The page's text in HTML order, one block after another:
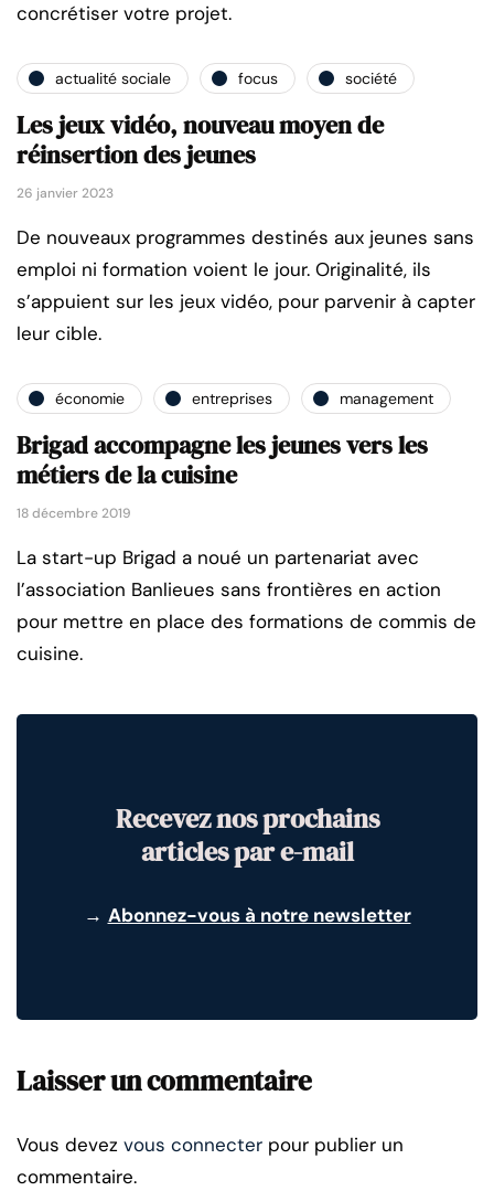
concrétiser votre projet.
actualité sociale focus société
Les jeux vidéo, nouveau moyen de
réinsertion des jeunes
26 janvier 2023
De nouveaux programmes destinés aux jeunes sans
emploi ni formation voient le jour. Originalité, ils
s’appuient sur les jeux vidéo, pour parvenir à capter
leur cible.
économie entreprises management
Brigad accompagne les jeunes vers les
métiers de la cuisine
18 décembre 2019
La start-up Brigad a noué un partenariat avec
l’association Banlieues sans frontières en action
pour mettre en place des formations de commis de
cuisine.
Recevez nos prochains
articles par e-mail
→ Abonnez-vous à notre newsletter
Laisser un commentaire
Vous devez vous connecter pour publier un
commentaire.